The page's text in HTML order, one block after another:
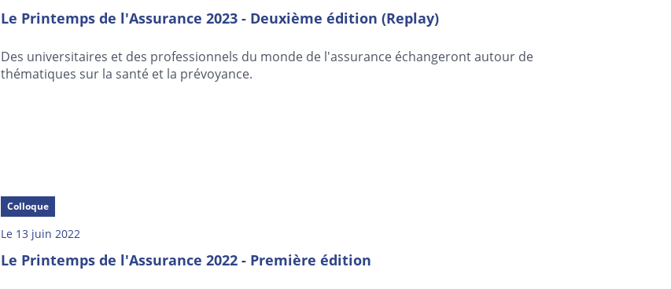
Le Printemps de l'Assurance 2023 - Deuxième édition (Replay)
Des universitaires et des professionnels du monde de l'assurance échangeront autour de
thématiques sur la santé et la prévoyance.
Colloque
Le 13 juin 2022
Le Printemps de l'Assurance 2022 - Première édition